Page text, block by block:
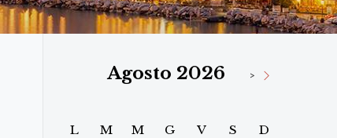
Agosto 2026 >
L M M G V S D